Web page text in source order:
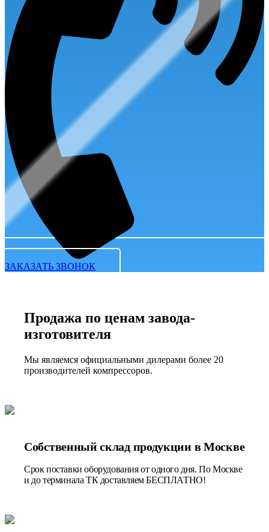
ЗАКАЗАТЬ ЗВОНОК
Продажа по ценам завода-
изготовителя
Мы являемся официальными дилерами более 20
производителей компрессоров.
Собственный склад продукции в Москве
Срок поставки оборудования от одного дня. По Москве
и до терминала ТК доставляем БЕСПЛАТНО!